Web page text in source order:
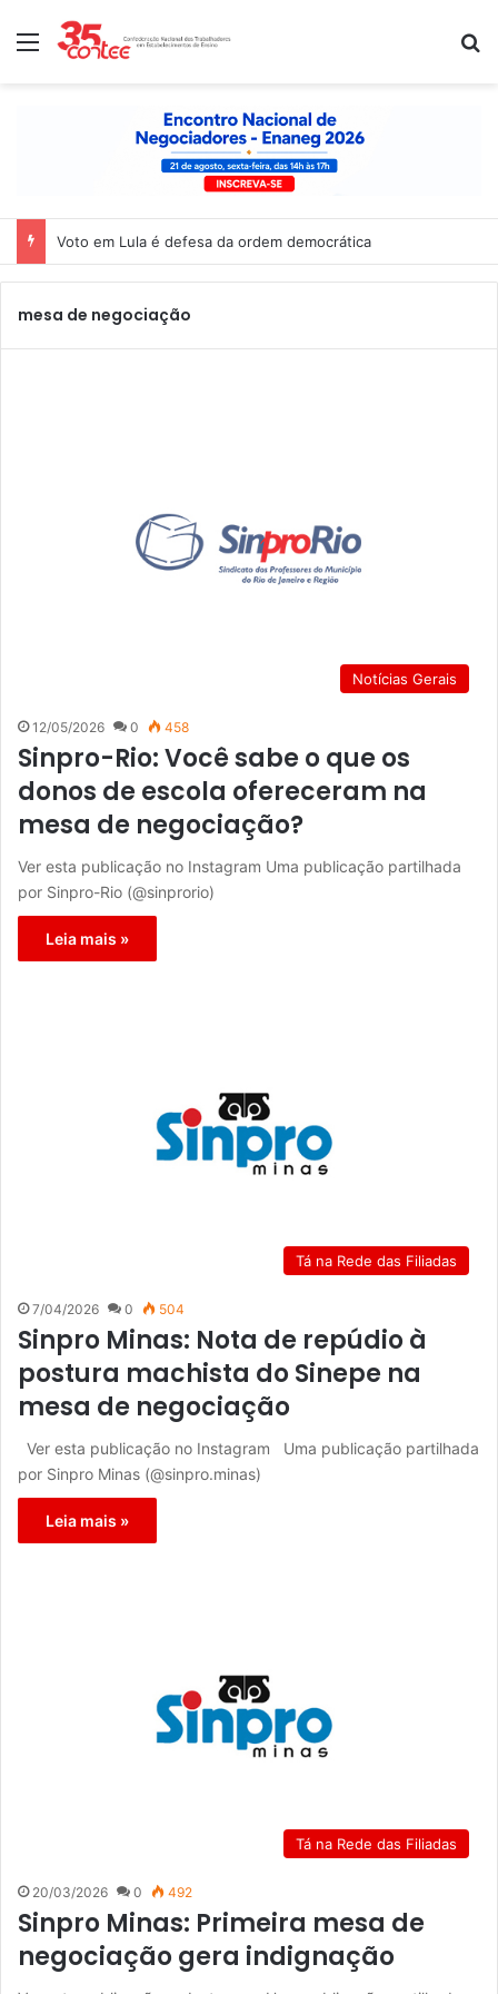
Menu
Voto em Lula é defesa da ordem democrática
mesa de negociação
Notícias Gerais
12/05/2026 0 458
Sinpro-Rio: Você sabe o que os
donos de escola ofereceram na
mesa de negociação?
Ver esta publicação no Instagram Uma publicação partilhada
por Sinpro-Rio (@sinprorio)
Leia mais »
Tá na Rede das Filiadas
7/04/2026 0 504
Sinpro Minas: Nota de repúdio à
postura machista do Sinepe na
mesa de negociação
Ver esta publicação no Instagram Uma publicação partilhada
por Sinpro Minas (@sinpro.minas)
Leia mais »
Tá na Rede das Filiadas
20/03/2026 0 492
Sinpro Minas: Primeira mesa de
negociação gera indignação